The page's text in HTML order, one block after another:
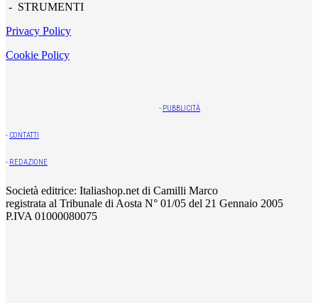
- STRUMENTI
Privacy Policy
Cookie Policy
- PUBBLICITÀ
- CONTATTI
- REDAZIONE
Società editrice: Italiashop.net di Camilli Marco
registrata al Tribunale di Aosta N° 01/05 del 21 Gennaio 2005
P.IVA 01000080075